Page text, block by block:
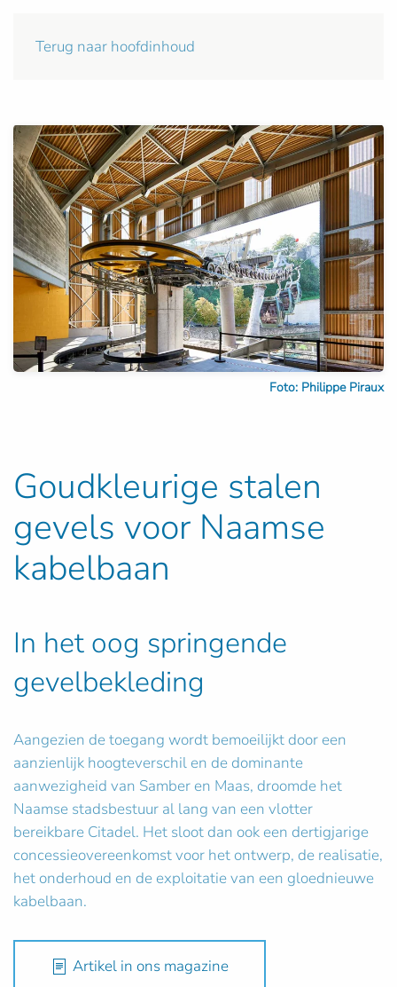
Terug naar hoofdinhoud
Foto: Philippe Piraux
Goudkleurige stalen
gevels voor Naamse
kabelbaan
In het oog springende
gevelbekleding
Aangezien de toegang wordt bemoeilijkt door een
aanzienlijk hoogteverschil en de dominante
aanwezigheid van Samber en Maas, droomde het
Naamse stadsbestuur al lang van een vlotter
bereikbare Citadel. Het sloot dan ook een dertigjarige
concessieovereenkomst voor het ontwerp, de realisatie,
het onderhoud en de exploitatie van een gloednieuwe
kabelbaan.
Artikel in ons magazine